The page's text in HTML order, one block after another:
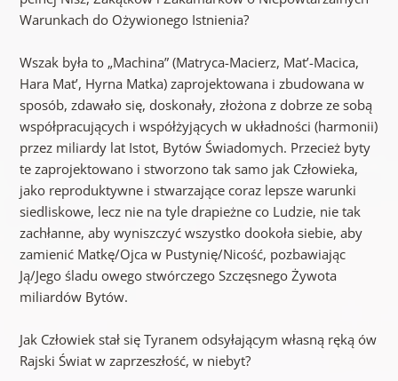
Warunkach do Ożywionego Istnienia?
Wszak była to „Machina” (Matryca-Macierz, Mat’-Macica,
Hara Mat’, Hyrna Matka) zaprojektowana i zbudowana w
sposób, zdawało się, doskonały, złożona z dobrze ze sobą
współpracujących i współżyjących w układności (harmonii)
przez miliardy lat Istot, Bytów Świadomych. Przecież byty
te zaprojektowano i stworzono tak samo jak Człowieka,
jako reproduktywne i stwarzające coraz lepsze warunki
siedliskowe, lecz nie na tyle drapieżne co Ludzie, nie tak
zachłanne, aby wyniszczyć wszystko dookoła siebie, aby
zamienić Matkę/Ojca w Pustynię/Nicość, pozbawiając
Ją/Jego śladu owego stwórczego Szczęsnego Żywota
miliardów Bytów.
Jak Człowiek stał się Tyranem odsyłającym własną ręką ów
Rajski Świat w zaprzeszłość, w niebyt?